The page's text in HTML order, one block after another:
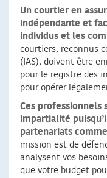
Un courtier en
indépendante et
individus et les
courtiers, reconnus
(IAS), doivent être
pour le registre des
pour opérer
Ces professionnels
impartialité
partenariats
mission est de
analysent vos
que votre budget